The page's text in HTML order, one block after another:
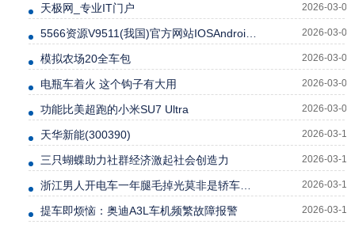
天极网_专业IT门户 2026-03-04
5566资源V9511(我国)官方网站IOSAndroid通用版 2026-03-05
模拟农场20全车包 2026-03-06
电瓶车着火 这个钩子有大用 2026-03-06
功能比美超跑的小米SU7 Ultra 2026-03-08
天华新能(300390) 2026-03-10
三只蝴蝶助力社群经济激起社会创造力 2026-03-10
浙江男人开电车一年腿毛掉光莫非是轿车的新功能吗？ 2026-03-10
提车即烦恼：奥迪A3L车机频繁故障报警 2026-03-12